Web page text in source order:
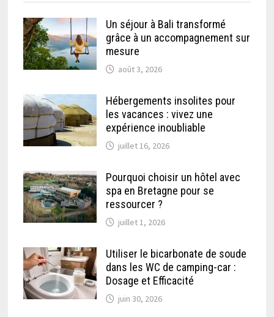
Un séjour à Bali transformé
grâce à un accompagnement sur
mesure
août 3, 2026
Hébergements insolites pour
les vacances : vivez une
expérience inoubliable
juillet 16, 2026
Pourquoi choisir un hôtel avec
spa en Bretagne pour se
ressourcer ?
juillet 1, 2026
Utiliser le bicarbonate de soude
dans les WC de camping-car :
Dosage et Efficacité
juin 30, 2026